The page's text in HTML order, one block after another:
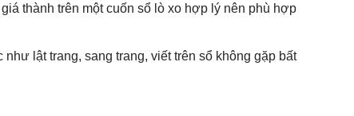
thành trên một cuốn sổ lò xo hợp lý nên phù hợp
lật trang, sang trang, viết trên sổ không gặp bất